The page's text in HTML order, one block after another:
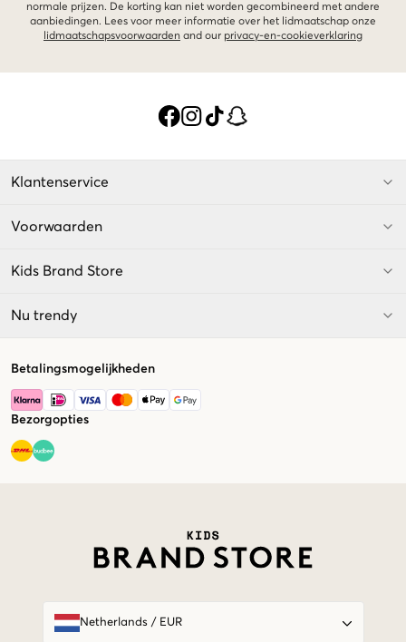
normale prijzen. De korting kan niet worden gecombineerd met andere
aanbiedingen. Lees voor meer informatie over het lidmaatschap onze
lidmaatschapsvoorwaarden and our privacy-en-cookieverklaring
Klantenservice
Voorwaarden
Kids Brand Store
Nu trendy
Betalingsmogelijkheden
Bezorgopties
Netherlands/ EUR